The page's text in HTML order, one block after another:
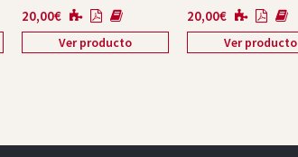
20,00€
Ver producto
20,00€
Ver producto